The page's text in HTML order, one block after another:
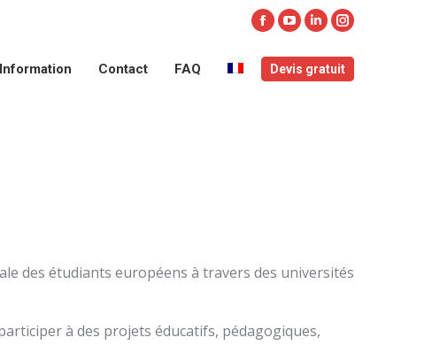
Facebook
page
opens
YouTube
page
opens
LinkedIn
page
opens
Instagram
page
opens
Contact FAQ Devis gratuit
des étudiants européens à travers des universités
à des projets éducatifs, pédagogiques,
Devis gratuit